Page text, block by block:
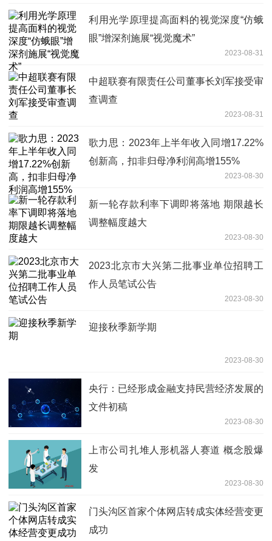
利用光学原理提高面料的视觉深度“仿蛾
眼”增深剂施展“视觉魔术”
2023-08-31
中超联赛有限责任公司董事长刘军接受审
查调查
2023-08-31
歌力思：2023年上半年收入同增17.22%
创新高，扣非归母净利润高增155%
2023-08-30
新一轮存款利率下调即将落地 期限越长
调整幅度越大
2023-08-30
2023北京市大兴第二批事业单位招聘工
作人员笔试公告
2023-08-30
迎接秋季新学期
2023-08-30
央行：已经形成金融支持民营经济发展的
文件初稿
2023-08-30
上市公司扎堆人形机器人赛道 概念股爆
发
2023-08-30
门头沟区首家个体网店转成实体经营变更
成功